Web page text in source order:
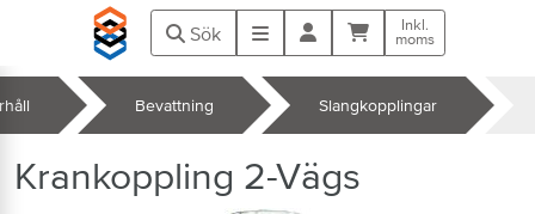
Hoppa till huvudinnehåll
Sök Meny Kundvagn
Inkl.
moms
Bevattning Slangkopplingar
Krankoppling 2-Vägs